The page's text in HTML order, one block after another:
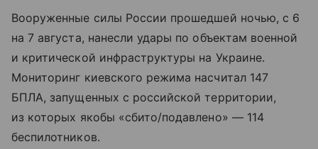
Вооруженные силы России прошедшей ночью, с 6
на 7 августа, нанесли удары по объектам военной
и критической инфраструктуры на Украине.
Мониторинг киевского режима насчитал 147
БПЛА, запущенных с российской территории,
из которых якобы «сбито/подавлено» — 114
беспилотников.